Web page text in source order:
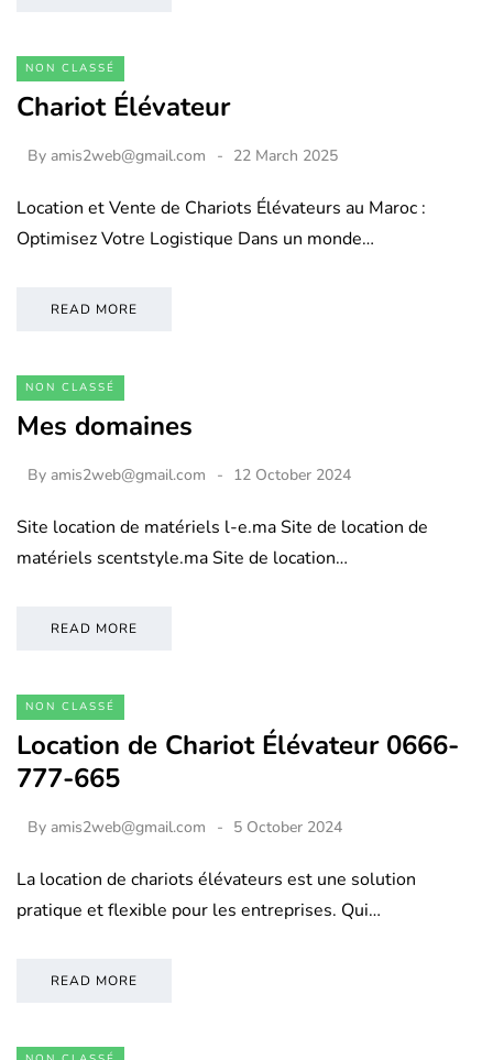
NON CLASSÉ
Chariot Élévateur
By amis2web@gmail.com 22 March 2025
Location et Vente de Chariots Élévateurs au Maroc :
Optimisez Votre Logistique Dans un monde…
READ MORE
NON CLASSÉ
Mes domaines
By amis2web@gmail.com 12 October 2024
Site location de matériels l-e.ma Site de location de
matériels scentstyle.ma Site de location…
READ MORE
NON CLASSÉ
Location de Chariot Élévateur 0666-
777-665
By amis2web@gmail.com 5 October 2024
La location de chariots élévateurs est une solution
pratique et flexible pour les entreprises. Qui…
READ MORE